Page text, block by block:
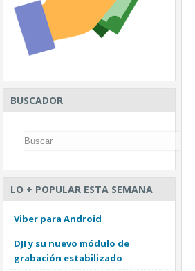
BUSCADOR
LO + POPULAR ESTA SEMANA
Viber para Android
DJI y su nuevo módulo de
grabación estabilizado